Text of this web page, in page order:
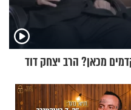
מכאן? הרב יצחק דוד